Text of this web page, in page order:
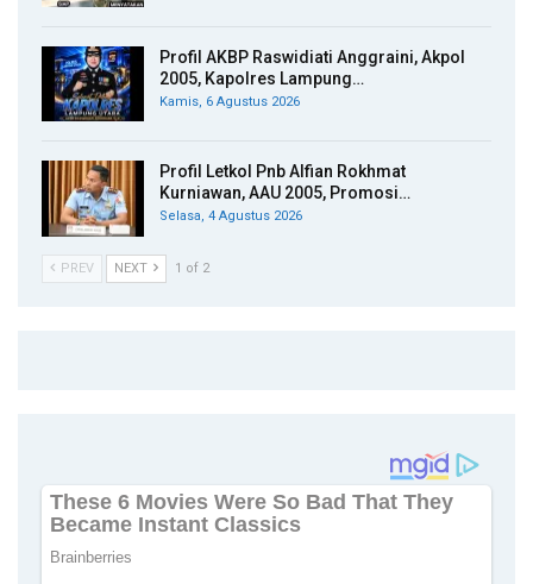
Profil AKBP Raswidiati Anggraini, Akpol
2005, Kapolres Lampung…
Kamis, 6 Agustus 2026
Profil Letkol Pnb Alfian Rokhmat
Kurniawan, AAU 2005, Promosi…
Selasa, 4 Agustus 2026
PREV NEXT 1 of 2